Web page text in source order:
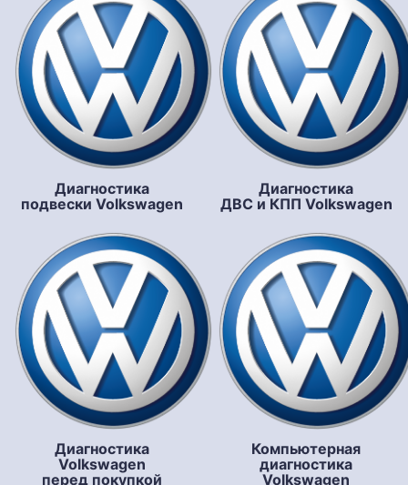
Диагностика
подвески Volkswagen
Диагностика
ДВС и КПП Volkswagen
Диагностика
Volkswagen
перед покупкой
Компьютерная
диагностика
Volkswagen